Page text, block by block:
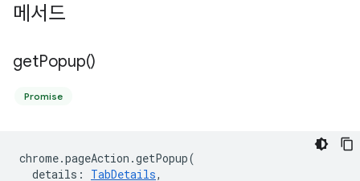
메서드
getPopup()
Promise
chrome.pageAction .getPopup(
details : TabDetails,